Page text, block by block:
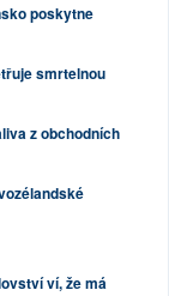
poskytne
smrtelnou
z obchodních
ví, že má